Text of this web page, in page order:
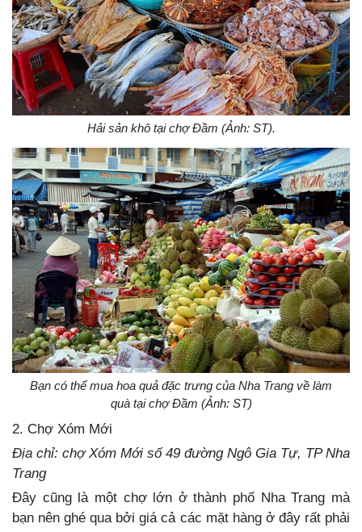
Hải sản khô tại chợ Đầm (Ảnh: ST).
Bạn có thể mua hoa quả đặc trưng của Nha Trang về làm
quà tại chợ Đầm (Ảnh: ST)
2. Chợ Xóm Mới
Địa chỉ: chợ Xóm Mới số 49 đường Ngô Gia Tự, TP Nha
Trang
Đây cũng là một chợ lớn ở thành phố Nha Trang mà
bạn nên ghé qua bởi giá cả các mặt hàng ở đây rất phải